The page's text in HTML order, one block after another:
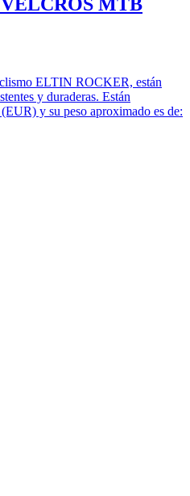
ELTIN ROCKER, están
y duraderas. Están
y su peso aproximado es de: